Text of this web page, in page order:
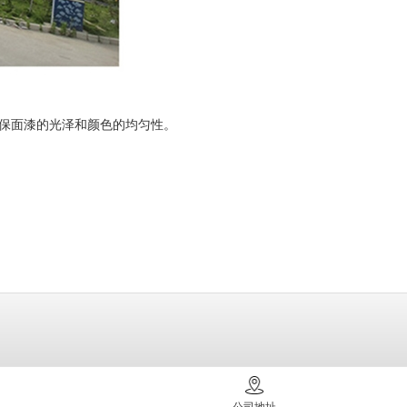
漆的光泽和颜色的均匀性。